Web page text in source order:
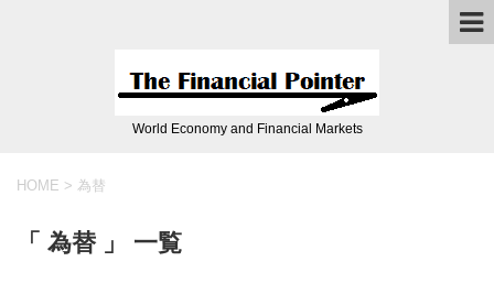
World Economy and Financial Markets
HOME > 為替
「 為替 」 一覧